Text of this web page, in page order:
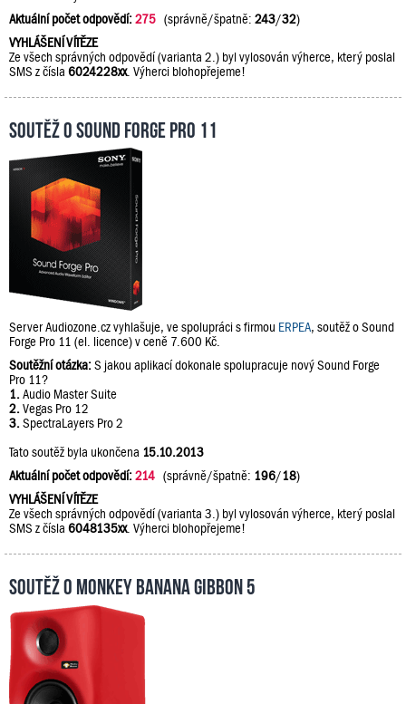
Aktuální počet odpovědí:275 (správně/špatně: 243/32)
VYHLÁŠENÍ VÍTĚZE
Ze všech správných odpovědí (varianta 2.) byl vylosován výherce, který poslal
SMS z čísla 6024228xx. Výherci blohopřejeme!
Soutěž o Sound Forge Pro 11
Server Audiozone.cz vyhlašuje, ve spolupráci s firmou ERPEA, soutěž o Sound
Forge Pro 11 (el. licence) v ceně 7.600 Kč.
Soutěžní otázka:S jakou aplikací dokonale spolupracuje nový Sound Forge
Pro 11?
1.Audio Master Suite
2.Vegas Pro 12
3.SpectraLayers Pro 2
Tato soutěž byla ukončena 15.10.2013
Aktuální počet odpovědí:214 (správně/špatně: 196/18)
VYHLÁŠENÍ VÍTĚZE
Ze všech správných odpovědí (varianta 3.) byl vylosován výherce, který poslal
SMS z čísla 6048135xx. Výherci blohopřejeme!
Soutěž o Monkey Banana Gibbon 5